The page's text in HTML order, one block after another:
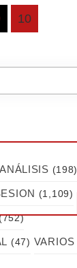
10
ANÁLISIS (198)
(1,109)
(47) VARIOS